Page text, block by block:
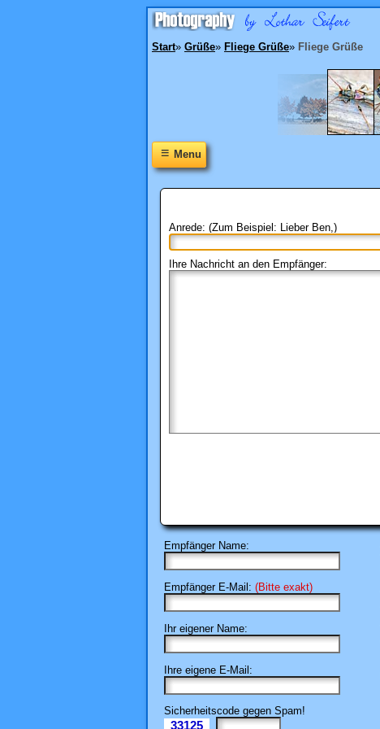
Start» Grüße» Fliege Grüße» Fliege Grüße
≡Menu
Anrede: (Zum Beispiel: Lieber Ben,)
Ihre Nachricht an den Empfänger:
Empfänger Name:
Empfänger E-Mail: (Bitte exakt)
Ihr eigener Name:
Ihre eigene E-Mail:
Sicherheitscode gegen Spam!
33125